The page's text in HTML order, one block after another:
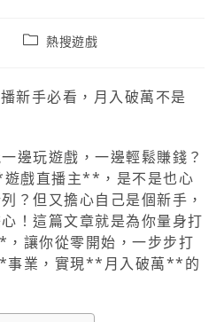
熱搜遊戲
邊玩遊戲，一邊輕鬆賺錢？
戲直播主**，是不是也心
？但又擔心自己是個新手，
！這篇文章就是為你量身打
讓你從零開始，一步步打
業，實現**月入破萬**的